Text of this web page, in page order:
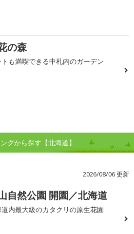
の森
トも満喫できる中札内のガーデン
グから探す【北海道】
2026/08/06 更新
自然公園 開園／北海道
内最大級のカタクリの原生花園